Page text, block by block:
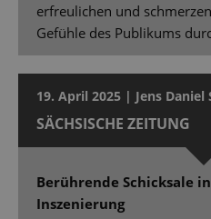
erfreulichen und
Gefühle des Publikums
19. April 2025 | Jens Daniel
SÄCHSISCHE ZEITUNG
Berührende Schicksale
Inszenierung